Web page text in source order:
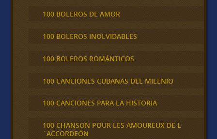
100 BOLEROS DE AMOR
100 BOLEROS INOLVIDABLES
100 BOLEROS ROMÁNTICOS
100 CANCIONES CUBANAS DEL MILENIO
100 CANCIONES PARA LA HISTORIA
100 CHANSON POUR LES AMOUREUX DE L
´ACCORDEÓN